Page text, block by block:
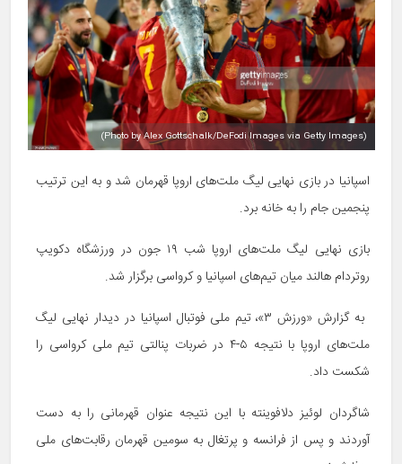
(Photo by Alex Gottschalk/DeFodi Images via Getty Images)
اسپانیا در بازی نهایی لیگ ملت‌های اروپا قهرمان شد و به این ترتیب
پنجمین جام را به خانه برد.
بازی نهایی لیگ ملت‌های اروپا شب ۱۹ جون در ورزشگاه دکویپ
روتردام هالند میان تیم‌های اسپانیا و کرواسی برگزار شد.
به گزارش «ورزش ۳»، تیم ملی فوتبال اسپانیا در دیدار نهایی لیگ
ملت‌های اروپا با نتیجه ۵-۴ در ضربات پنالتی تیم ملی کرواسی را
شکست داد.
شاگردان لوئیز دلافوینته با این نتیجه عنوان قهرمانی را به دست
آوردند و پس از فرانسه و پرتغال به سومین قهرمان رقابت‌های ملی